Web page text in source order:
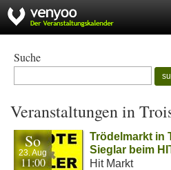
Suche
Veranstaltungen in
So
23. Aug
11:00
Trödelmarkt in
Sieglar beim
Hit Markt